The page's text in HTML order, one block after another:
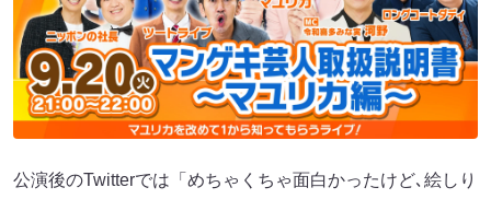
公演後のTwitterでは「めちゃくちゃ面白かったけど､絵しり